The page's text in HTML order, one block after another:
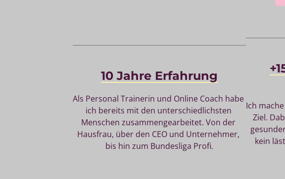
10 Jahre Erfahrung
Als Personal Trainerin und Online Coach
ich bereits mit den
Menschen zusammengearbeitet. Von
Hausfrau, über den CEO und
bis hin zum Bundesliga Profi.
Ich mache
Ziel.
kein